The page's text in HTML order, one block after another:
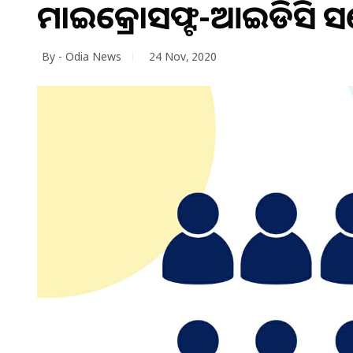
ମାଇକ୍ରୋସଫ୍ଟ-ଆଇଡିସି
By - Odia News 24 Nov, 2020